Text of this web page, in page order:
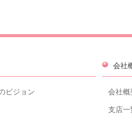
ビジョン
会社
会社概
支店一